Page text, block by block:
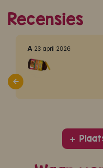
Recensies
A 23 april 2026